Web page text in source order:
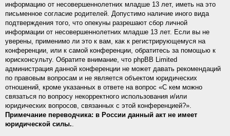
информацию от несовершеннолетних младше 13 лет, иметь на это
письменное согласие родителей. Допустимо наличие иного вида
подтверждения того, что опекуны разрешают сбор личной
информации от несовершеннолетних младше 13 лет. Если вы не
уверены, применимо ли это к вам, как к регистрирующемуся на
конференции, или к самой конференции, обратитесь за помощью к
юрисконсульту. Обратите внимание, что phpBB Limited
администрация данной конференции не может давать рекомендаций
по правовым вопросам и не является объектом юридических
отношений, кроме указанных в ответе на вопрос «С кем можно
связаться по вопросу некорректного использования и/или
юридических вопросов, связанных с этой конференцией?».
Примечание переводчика: в России данный акт не имеет
юридической силы..